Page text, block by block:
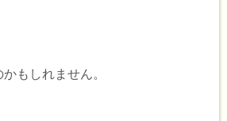
もしれません。